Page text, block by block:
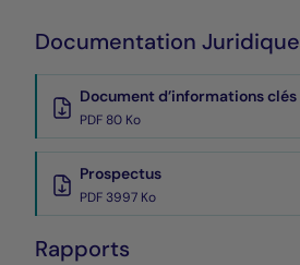
Documentation Juridique
Document d’informations clés
PDF 80 Ko
Prospectus
PDF 3997 Ko
Rapports